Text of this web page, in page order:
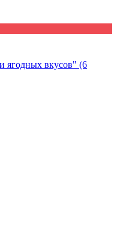
вкусов" (6